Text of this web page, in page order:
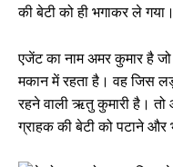
की बेटी को ही भगाकर ले गया।
एजेंट का नाम अमर कुमार है
मकान में रहता है। वह जिस
रहने वाली ऋतु कुमारी है।
ग्राहक की बेटी को पटाने